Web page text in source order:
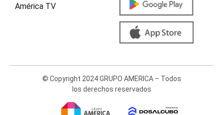
América TV
© Copyright 2024 GRUPO AMERICA – Todos
los derechos reservados